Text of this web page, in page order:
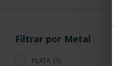
Filtrar por Metal
PLATA (1)